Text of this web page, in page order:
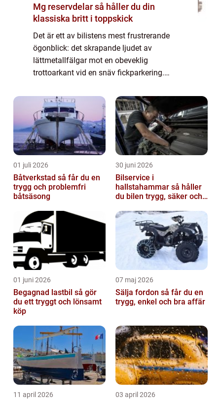
Mg reservdelar så håller du din
klassiska britt i toppskick
Det är ett av bilistens mest frustrerande
ögonblick: det skrapande ljudet av
lättmetallfälgar mot en obeveklig
trottoarkant vid en snäv fickparkering.
nu revolutioner...
01 juli 2026
Båtverkstad så får du en
trygg och problemfri
båtsäsong
30 juni 2026
Bilservice i
hallstahammar så håller
du bilen trygg, säker och
01 juni 2026
Begagnad lastbil så gör
du ett tryggt och lönsamt
köp
07 maj 2026
Sälja fordon så får du en
trygg, enkel och bra affär
11 april 2026 03 april 2026